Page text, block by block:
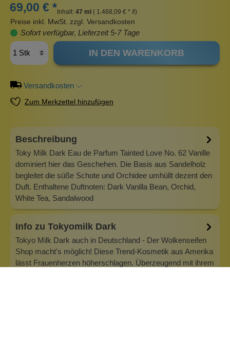
69,00 € * Inhalt: 47 ml ( 1.468,09 € * /l)
Preise inkl. MwSt. zzgl. Versandkosten
Sofort verfügbar, Lieferzeit 5-7 Tage
IN DEN WARENKORB
Versandkosten
Zum Merkzettel hinzufügen
Beschreibung
Toky Milk Dark Eau de Parfum Tainted Love No. 62 Vanille
dominiert hier das Geschehen. Die Basis aus Sandelholz
begleitet die süße Schote und Orchidee umhüllt dezent den
Duft. Enthaltene Duftnoten: Dark Vanilla Bean, Orchid,
White Tea, Sandalwood
Info zu Tokyomilk Dark
Tokyo Milk Dark auch in Deutschland - Der Wolkenseifen
Shop macht's möglich! Diese Trend-Kosmetik aus Amerika
lässt Frauenherzen höherschlagen. Überzeugend mit ihrem